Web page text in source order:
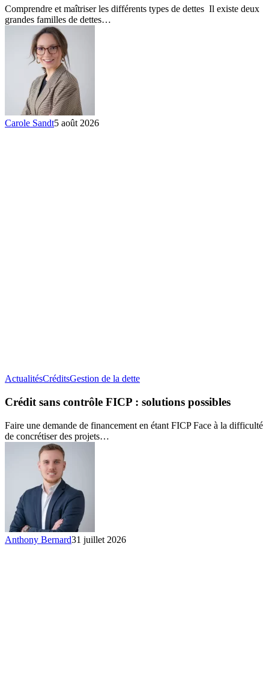
types
Comprendre et maîtriser les différents types de dettes Il existe deux
grandes familles de dettes…
Carole Sandt5 août 2026
ActualitésCréditsGestion de la detteCrédit
contrôle
solutions
possibles
Crédit sans contrôle FICP : solutions possibles
Faire une demande de financement en étant FICP Face à la difficulté
de concrétiser des projets…
Anthony Bernard31 juillet 2026